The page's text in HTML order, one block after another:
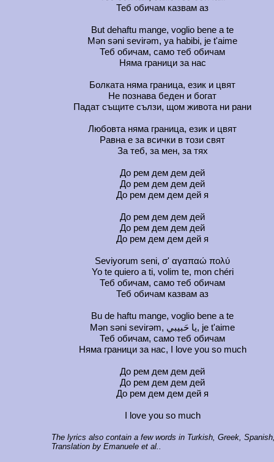
Теб обичам казвам аз
But dehaftu mange, voglio bene a te
Mən səni sevirəm, ya habibi, je t'aime
Теб обичам, само теб обичам
Няма граници за нас
Болката няма граница, език и цвят
Не познава беден и богат
Падат същите сълзи, щом живота ни рани
Любовта няма граница, език и цвят
Равна е за всички в този свят
За теб, за мен, за тях
До рем дем дем дей
До рем дем дем дей
До рем дем дем дей я
До рем дем дем дей
До рем дем дем дей
До рем дем дем дей я
Seviyorum seni, σ' αγαπαώ πολύ
Yo te quiero a ti, volim te, mon chéri
Теб обичам, само теб обичам
Теб обичам казвам аз
Bu de haftu mange, voglio bene a te
Mən səni sevirəm, يا حَبيبي, je t'aime
Теб обичам, само теб обичам
Няма граници за нас, I love you so much
До рем дем дем дей
До рем дем дем дей
До рем дем дем дей я
I love you so much
The lyrics also contain a few words in Turkish, Greek,
Translation by Emanuele et al..